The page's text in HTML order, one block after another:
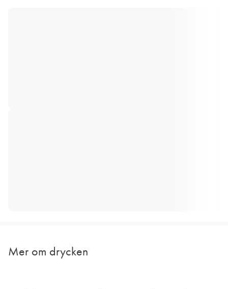
Mer om drycken